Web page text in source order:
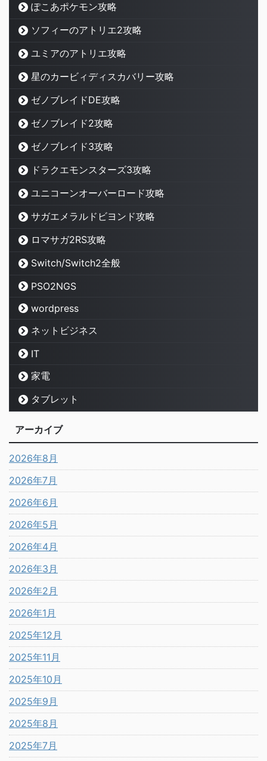
ぽこあポケモン攻略
ソフィーのアトリエ2攻略
ユミアのアトリエ攻略
星のカービィディスカバリー攻略
ゼノブレイドDE攻略
ゼノブレイド2攻略
ゼノブレイド3攻略
ドラクエモンスターズ3攻略
ユニコーンオーバーロード攻略
サガエメラルドビヨンド攻略
ロマサガ2RS攻略
Switch/Switch2全般
PSO2NGS
wordpress
ネットビジネス
IT
家電
タブレット
アーカイブ
2026年8月
2026年7月
2026年6月
2026年5月
2026年4月
2026年3月
2026年2月
2026年1月
2025年12月
2025年11月
2025年10月
2025年9月
2025年8月
2025年7月